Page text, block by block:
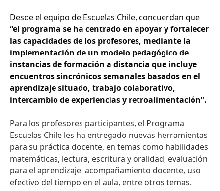
Desde el equipo de Escuelas Chile, concuerdan que
“el programa se ha centrado en apoyar y fortalecer
las capacidades de los profesores, mediante la
implementación de un modelo pedagógico de
instancias de formación a distancia que incluye
encuentros sincrónicos semanales basados en el
aprendizaje situado, trabajo colaborativo,
intercambio de experiencias y retroalimentación”.
Para los profesores participantes, el Programa
Escuelas Chile les ha entregado nuevas herramientas
para su práctica docente, en temas como habilidades
matemáticas, lectura, escritura y oralidad, evaluación
para el aprendizaje, acompañamiento docente, uso
efectivo del tiempo en el aula, entre otros temas.